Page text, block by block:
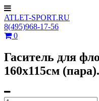
ATLET-SPORT.RU
8(495)968-17-56
0
Гаситель для
160х115см (пара).